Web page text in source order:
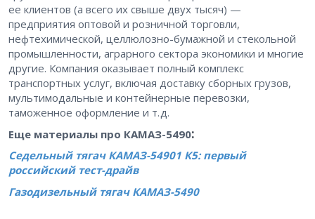
ее клиентов (а всего их свыше двух тысяч) — ​
предприятия оптовой и розничной торговли,
нефтехимической, целлюлозно-бумажной и стекольной
промышленности, аграрного сектора экономики и многие
другие. Компания оказывает полный комплекс
транспортных услуг, включая доставку сборных грузов,
мультимодальные и контейнерные перевозки,
таможенное оформление и т. д.
Еще материалы про КАМАЗ-5490:
Седельный тягач КАМАЗ-54901 К5: первый
российский тест-драйв
Газодизельный тягач КАМАЗ-5490